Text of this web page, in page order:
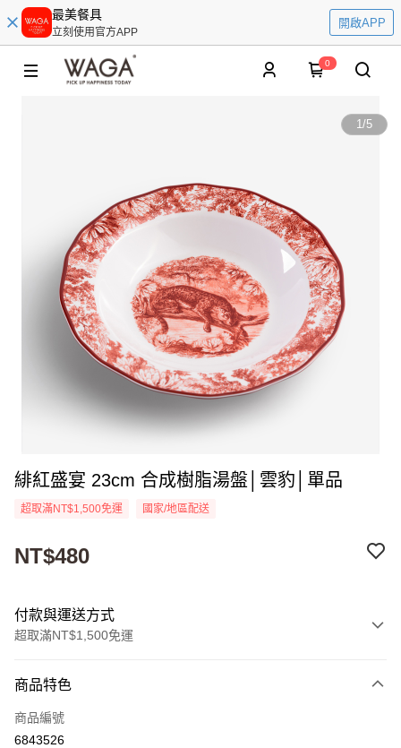
最美餐具
立刻使用官方APP
開啟APP
0
1/5
緋紅盛宴 23cm 合成樹脂湯盤│雲豹│單品
超取滿NT$1,500免運 國家/地區配送
NT$480
付款與運送方式
超取滿NT$1,500免運
信用卡一次付款
超商取貨付款
商品特色
商品編號
6843526